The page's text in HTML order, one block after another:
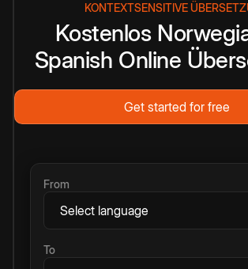
KONTEXTSENSITIVE
Kostenlos
Spanish Online
Get started for free
From
To